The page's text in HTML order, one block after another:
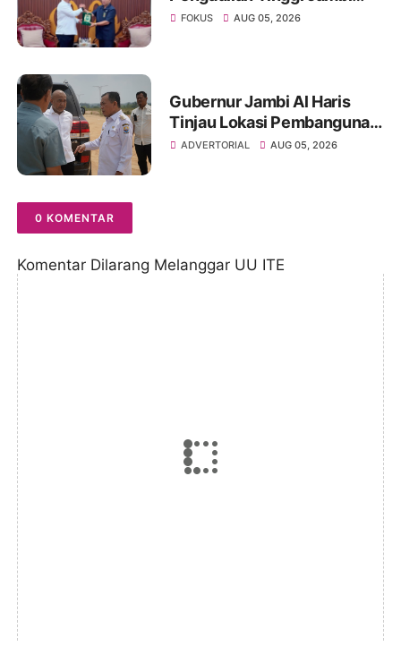
Berkomitmen Perkuat
FOKUS AUG 05, 2026
Gubernur Jambi Al Haris
Tinjau Lokasi Pembangunan
Sekolah Rakyat dan Lokasi
ADVERTORIAL AUG 05, 2026
0 KOMENTAR
Komentar Dilarang Melanggar UU ITE